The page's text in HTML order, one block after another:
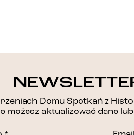
Domu Spotkań z
możesz aktualizować dane